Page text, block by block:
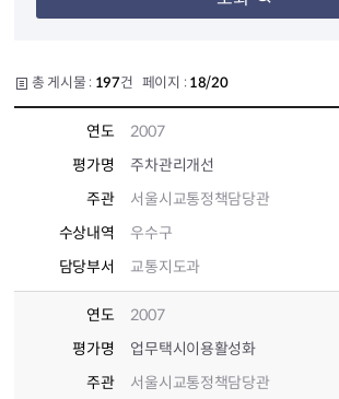
총 게시물 : 197건 페이지 : 18/20
연도
2007
평가명
주차관리개선
주관
서울시교통정책담당관
수상내역
우수구
담당부서
교통지도과
연도
2007
평가명
업무택시이용활성화
주관
서울시교통정책담당관